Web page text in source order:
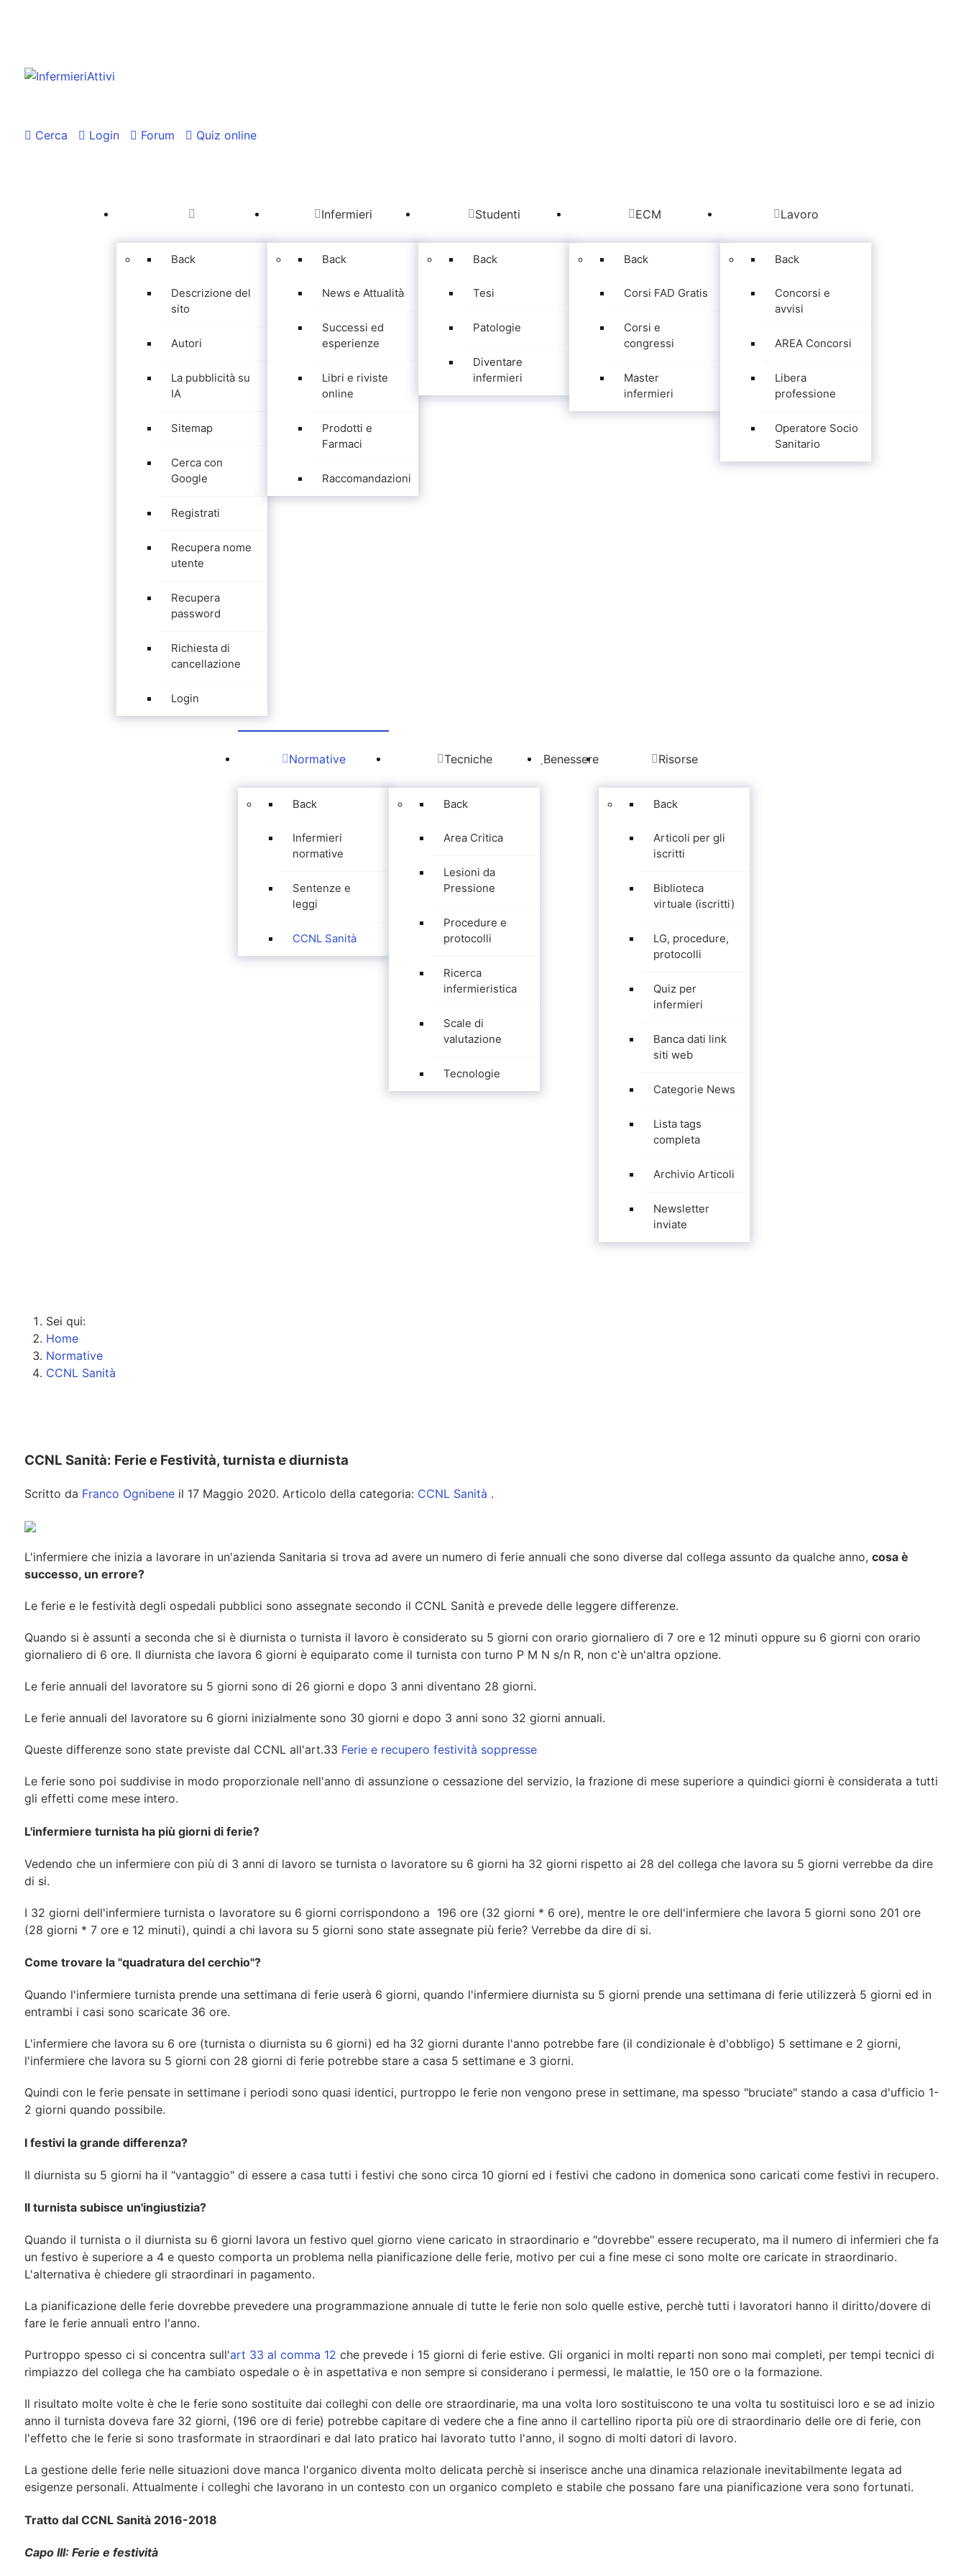
Cerca Login Forum Quiz online
Back
Descrizione del
sito
Autori
La pubblicità su
IA
Sitemap
Cerca con
Google
Registrati
Recupera nome
utente
Recupera
password
Richiesta di
cancellazione
Login
Infermieri
Back
News e Attualità
Successi ed
esperienze
Libri e riviste
online
Prodotti e
Farmaci
Raccomandazioni
Studenti
Back
Tesi
Patologie
Diventare
infermieri
ECM
Back
Corsi FAD Gratis
Corsi e
congressi
Master
infermieri
Lavoro
Back
Concorsi e
avvisi
AREA Concorsi
Libera
professione
Operatore Socio
Sanitario
Normative
Back
Infermieri
normative
Sentenze e
leggi
CCNL Sanità
Tecniche
Back
Area Critica
Lesioni da
Pressione
Procedure e
protocolli
Ricerca
infermieristica
Scale di
valutazione
Tecnologie
Benessere Risorse
Back
Articoli per gli
iscritti
Biblioteca
virtuale (iscritti)
LG, procedure,
protocolli
Quiz per
infermieri
Banca dati link
siti web
Categorie News
Lista tags
completa
Archivio Articoli
Newsletter
inviate
Sei qui:
Home
Normative
CCNL Sanità
CCNL Sanità: Ferie e Festività, turnista e diurnista
Scritto da Franco Ognibene il 17 Maggio 2020. Articolo della categoria: CCNL Sanità .
L'infermiere che inizia a lavorare in un'azienda Sanitaria si trova ad avere un numero di ferie annuali che sono diverse dal collega assunto da qualche anno, cosa è
successo, un errore?
Le ferie e le festività degli ospedali pubblici sono assegnate secondo il CCNL Sanità e prevede delle leggere differenze.
Quando si è assunti a seconda che si è diurnista o turnista il lavoro è considerato su 5 giorni con orario giornaliero di 7 ore e 12 minuti oppure su 6 giorni con orario
giornaliero di 6 ore. Il diurnista che lavora 6 giorni è equiparato come il turnista con turno P M N s/n R, non c'è un'altra opzione.
Le ferie annuali del lavoratore su 5 giorni sono di 26 giorni e dopo 3 anni diventano 28 giorni.
Le ferie annuali del lavoratore su 6 giorni inizialmente sono 30 giorni e dopo 3 anni sono 32 giorni annuali.
Queste differenze sono state previste dal CCNL all'art.33 Ferie e recupero festività soppresse
Le ferie sono poi suddivise in modo proporzionale nell'anno di assunzione o cessazione del servizio, la frazione di mese superiore a quindici giorni è considerata a tutti
gli effetti come mese intero.
L'infermiere turnista ha più giorni di ferie?
Vedendo che un infermiere con più di 3 anni di lavoro se turnista o lavoratore su 6 giorni ha 32 giorni rispetto ai 28 del collega che lavora su 5 giorni verrebbe da dire
di si.
I 32 giorni dell'infermiere turnista o lavoratore su 6 giorni corrispondono a 196 ore (32 giorni * 6 ore), mentre le ore dell'infermiere che lavora 5 giorni sono 201 ore
(28 giorni * 7 ore e 12 minuti), quindi a chi lavora su 5 giorni sono state assegnate più ferie? Verrebbe da dire di si.
Come trovare la "quadratura del cerchio"?
Quando l'infermiere turnista prende una settimana di ferie userà 6 giorni, quando l'infermiere diurnista su 5 giorni prende una settimana di ferie utilizzerà 5 giorni ed in
entrambi i casi sono scaricate 36 ore.
L'infermiere che lavora su 6 ore (turnista o diurnista su 6 giorni) ed ha 32 giorni durante l'anno potrebbe fare (il condizionale è d'obbligo) 5 settimane e 2 giorni,
l'infermiere che lavora su 5 giorni con 28 giorni di ferie potrebbe stare a casa 5 settimane e 3 giorni.
Quindi con le ferie pensate in settimane i periodi sono quasi identici, purtroppo le ferie non vengono prese in settimane, ma spesso "bruciate" stando a casa d'ufficio 1-
2 giorni quando possibile.
I festivi la grande differenza?
Il diurnista su 5 giorni ha il "vantaggio" di essere a casa tutti i festivi che sono circa 10 giorni ed i festivi che cadono in domenica sono caricati come festivi in recupero.
Il turnista subisce un'ingiustizia?
Quando il turnista o il diurnista su 6 giorni lavora un festivo quel giorno viene caricato in straordinario e "dovrebbe" essere recuperato, ma il numero di infermieri che fa
un festivo è superiore a 4 e questo comporta un problema nella pianificazione delle ferie, motivo per cui a fine mese ci sono molte ore caricate in straordinario.
L'alternativa è chiedere gli straordinari in pagamento.
La pianificazione delle ferie dovrebbe prevedere una programmazione annuale di tutte le ferie non solo quelle estive, perchè tutti i lavoratori hanno il diritto/dovere di
fare le ferie annuali entro l'anno.
Purtroppo spesso ci si concentra sull'art 33 al comma 12 che prevede i 15 giorni di ferie estive. Gli organici in molti reparti non sono mai completi, per tempi tecnici di
rimpiazzo del collega che ha cambiato ospedale o è in aspettativa e non sempre si considerano i permessi, le malattie, le 150 ore o la formazione.
Il risultato molte volte è che le ferie sono sostituite dai colleghi con delle ore straordinarie, ma una volta loro sostituiscono te una volta tu sostituisci loro e se ad inizio
anno il turnista doveva fare 32 giorni, (196 ore di ferie) potrebbe capitare di vedere che a fine anno il cartellino riporta più ore di straordinario delle ore di ferie, con
l'effetto che le ferie si sono trasformate in straordinari e dal lato pratico hai lavorato tutto l'anno, il sogno di molti datori di lavoro.
La gestione delle ferie nelle situazioni dove manca l'organico diventa molto delicata perchè si inserisce anche una dinamica relazionale inevitabilmente legata ad
esigenze personali. Attualmente i colleghi che lavorano in un contesto con un organico completo e stabile che possano fare una pianificazione vera sono fortunati.
Tratto dal CCNL Sanità 2016-2018
Capo III: Ferie e festività